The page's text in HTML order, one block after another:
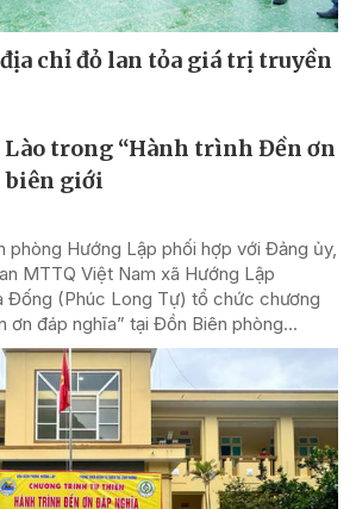
chỉ đỏ lan tỏa giá trị truyền
trong “Hành trình Đền ơn
biên giới
phòng Hướng Lập phối hợp với Đảng ủy,
MTTQ Việt Nam xã Hướng Lập
Đống (Phúc Long Tự) tổ chức chương
ơn đáp nghĩa” tại Đồn Biên phòng...